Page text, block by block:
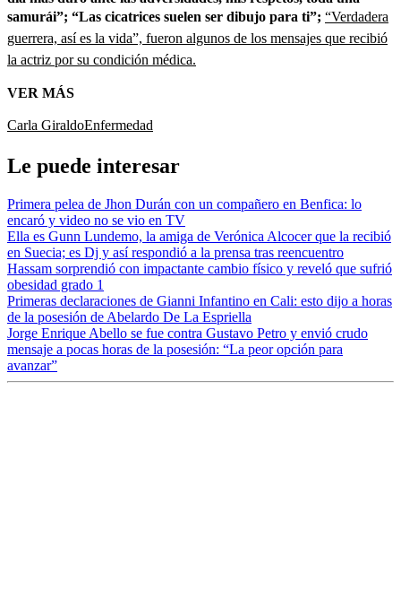
samurái”; “Las cicatrices suelen ser dibujo para ti”; “Verdadera
guerrera, así es la vida”, fueron algunos de los mensajes que recibió
la actriz por su condición médica.
VER MÁS
Carla GiraldoEnfermedad
Le puede interesar
Primera pelea de Jhon Durán con un compañero en Benfica: lo
encaró y video no se vio en TV
Ella es Gunn Lundemo, la amiga de Verónica Alcocer que la recibió
en Suecia; es Dj y así respondió a la prensa tras reencuentro
Hassam sorprendió con impactante cambio físico y reveló que sufrió
obesidad grado 1
Primeras declaraciones de Gianni Infantino en Cali: esto dijo a horas
de la posesión de Abelardo De La Espriella
Jorge Enrique Abello se fue contra Gustavo Petro y envió crudo
mensaje a pocas horas de la posesión: “La peor opción para
avanzar”